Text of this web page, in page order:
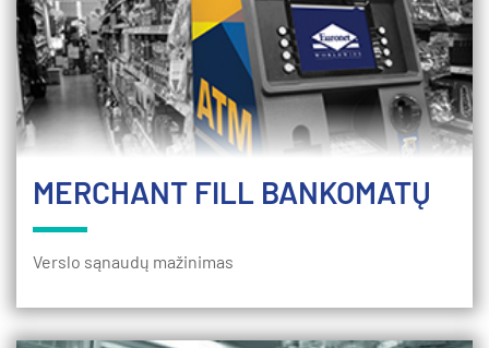
MERCHANT FILL BANKOMATŲ
Verslo sąnaudų mažinimas